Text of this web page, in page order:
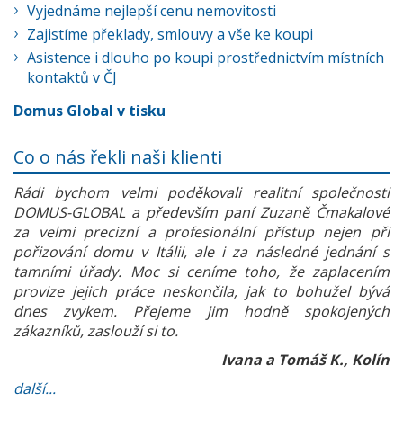
Vyjednáme nejlepší cenu nemovitosti
Zajistíme překlady, smlouvy a vše ke koupi
Asistence i dlouho po koupi prostřednictvím místních
kontaktů v ČJ
Domus Global v tisku
Co o nás řekli naši klienti
Rádi bychom velmi poděkovali realitní společnosti
DOMUS-GLOBAL a především paní Zuzaně Čmakalové
za velmi precizní a profesionální přístup nejen při
pořizování domu v Itálii, ale i za následné jednání s
tamními úřady. Moc si ceníme toho, že zaplacením
provize jejich práce neskončila, jak to bohužel bývá
dnes zvykem. Přejeme jim hodně spokojených
zákazníků, zaslouží si to.
Ivana a Tomáš K., Kolín
další...